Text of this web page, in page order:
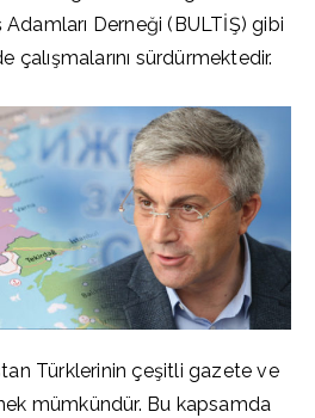
Derneği (BULTİŞ) gibi
çalışmalarını sürdürmektedir.
Türklerinin çeşitli gazete ve
mümkündür. Bu kapsamda